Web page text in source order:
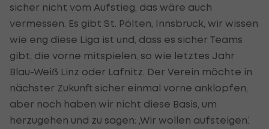
sicher nicht vom Aufstieg, das wäre auch
vermessen. Es gibt St. Pölten, Innsbruck, wir wissen
wie eng diese Liga ist und, dass es sicher Teams
gibt, die vorne mitspielen, so wie letztes Jahr
Blau-Weiß Linz oder Lafnitz. Der Verein möchte in
nächster Zukunft sicher einmal vorne anklopfen,
aber noch haben wir nicht diese Basis, um
herzugehen und zu sagen: ‚Wir wollen aufsteigen.‘